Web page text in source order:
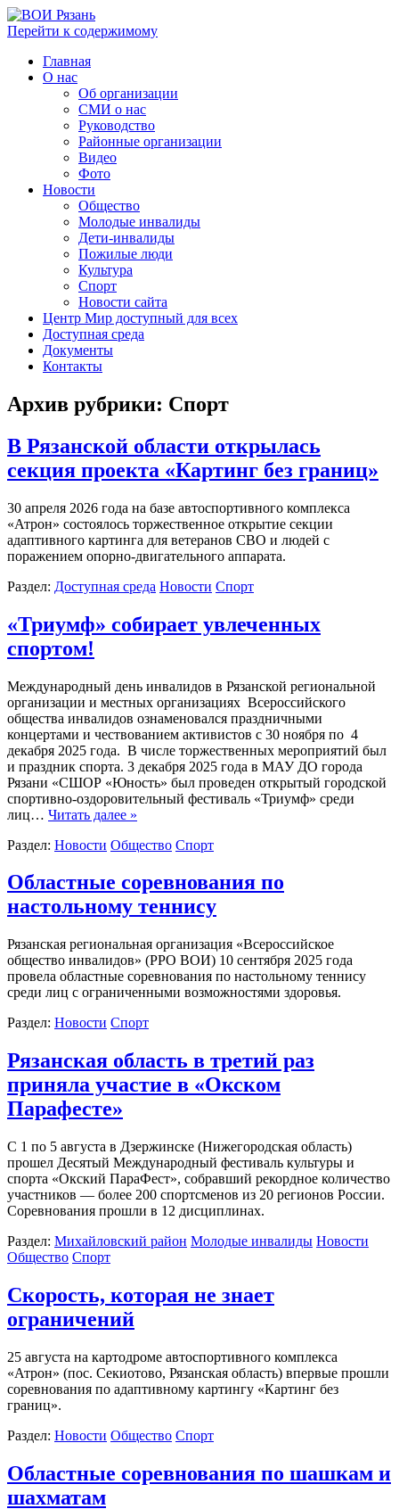
Перейти к содержимому
Главная
О нас
Об организации
СМИ о нас
Руководство
Районные организации
Видео
Фото
Новости
Общество
Молодые инвалиды
Дети-инвалиды
Пожилые люди
Культура
Спорт
Новости сайта
Центр Мир доступный для всех
Доступная среда
Документы
Контакты
Архив рубрики: Спорт
В Рязанской области открылась
секция проекта «Картинг без границ»
30 апреля 2026 года на базе автоспортивного комплекса
«Атрон» состоялось торжественное открытие секции
адаптивного картинга для ветеранов СВО и людей с
поражением опорно-двигательного аппарата.
Раздел: Доступная среда Новости Спорт
«Триумф» собирает увлеченных
спортом!
Международный день инвалидов в Рязанской региональной
организации и местных организациях Всероссийского
общества инвалидов ознаменовался праздничными
концертами и чествованием активистов с 30 ноября по 4
декабря 2025 года. В числе торжественных мероприятий был
и праздник спорта. 3 декабря 2025 года в МАУ ДО города
Рязани «СШОР «Юность» был проведен открытый городской
спортивно-оздоровительный фестиваль «Триумф» среди
лиц… Читать далее »
Раздел: Новости Общество Спорт
Областные соревнования по
настольному теннису
Рязанская региональная организация «Всероссийское
общество инвалидов» (РРО ВОИ) 10 сентября 2025 года
провела областные соревнования по настольному теннису
среди лиц с ограниченными возможностями здоровья.
Раздел: Новости Спорт
Рязанская область в третий раз
приняла участие в «Окском
Парафесте»
С 1 по 5 августа в Дзержинске (Нижегородская область)
прошел Десятый Международный фестиваль культуры и
спорта «Окский ПараФест», собравший рекордное количество
участников — более 200 спортсменов из 20 регионов России.
Соревнования прошли в 12 дисциплинах.
Раздел: Михайловский район Молодые инвалиды Новости
Общество Спорт
Скорость, которая не знает
ограничений
25 августа на картодроме автоспортивного комплекса
«Атрон» (пос. Секиотово, Рязанская область) впервые прошли
соревнования по адаптивному картингу «Картинг без
границ».
Раздел: Новости Общество Спорт
Областные соревнования по шашкам и
шахматам